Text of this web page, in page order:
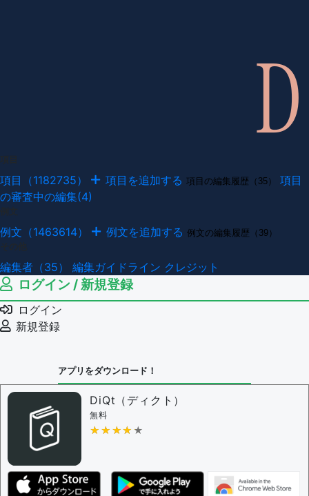
項目（1182735） 項目を追加する 項目の編集履歴（35）
項目
の審査中の編集(4)
例文（1463614） 例文を追加する 例文の編集履歴（39）
編集者（35） 編集ガイドライン クレジット
ログイン / 新規登録
ログイン
新規登録
アプリをダウンロード！
DiQt（ディクト）
無料
★★★★★
★★★★★